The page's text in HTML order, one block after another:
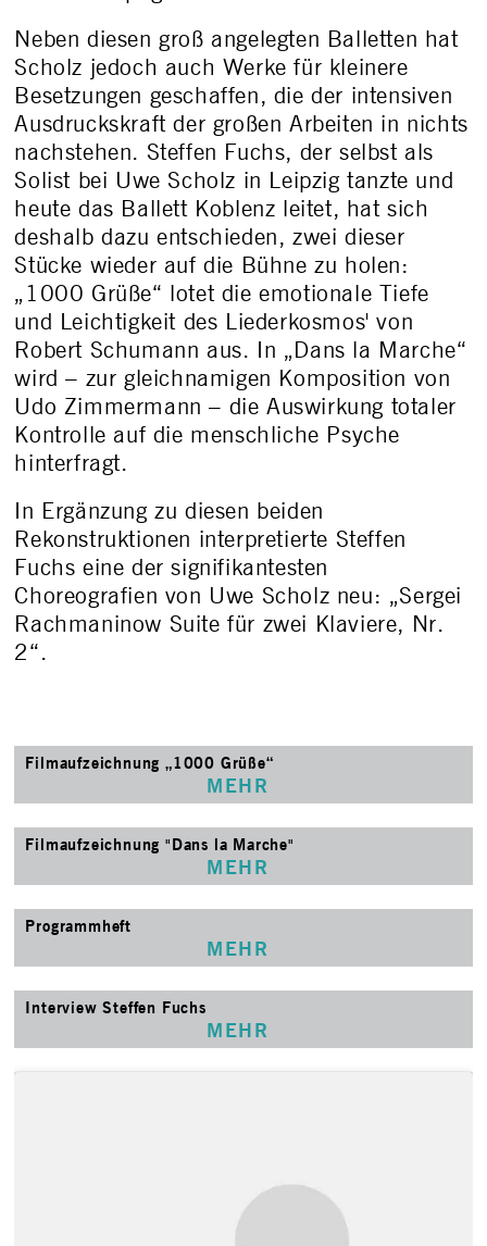
Neben diesen groß angelegten Balletten hat
Scholz jedoch auch Werke für kleinere
Besetzungen geschaffen, die der intensiven
Ausdruckskraft der großen Arbeiten in nichts
nachstehen. Steffen Fuchs, der selbst als
Solist bei Uwe Scholz in Leipzig tanzte und
heute das Ballett Koblenz leitet, hat sich
deshalb dazu entschieden, zwei dieser
Stücke wieder auf die Bühne zu holen:
„1000 Grüße“ lotet die emotionale Tiefe
und Leichtigkeit des Liederkosmos' von
Robert Schumann aus. In „Dans la Marche“
wird – zur gleichnamigen Komposition von
Udo Zimmermann – die Auswirkung totaler
Kontrolle auf die menschliche Psyche
hinterfragt.
In Ergänzung zu diesen beiden
Rekonstruktionen interpretierte Steffen
Fuchs eine der signifikantesten
Choreografien von Uwe Scholz neu: „Sergei
Rachmaninow Suite für zwei Klaviere, Nr.
2“.
Filmaufzeichnung „1000 Grüße“
MEHR
Filmaufzeichnung "Dans la Marche"
MEHR
Programmheft
MEHR
Interview Steffen Fuchs
MEHR